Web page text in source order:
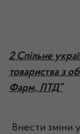
2 Спільне
товариства з
Фарм, ЛТД”
Внести зміни